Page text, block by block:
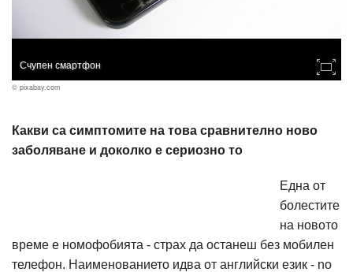
Счупен смартфон
© pixabay.com
Какви са симптомите на това сравнително ново
заболяване и доколко е сериозно то
Една от
болестите
на новото
време е номофобията - страх да останеш без мобилен
телефон. Наименованието идва от английски език - no